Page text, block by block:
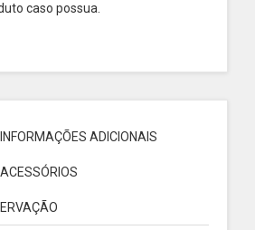
caso possua.
INFORMAÇÕES ADICIONAIS
ACESSÓRIOS